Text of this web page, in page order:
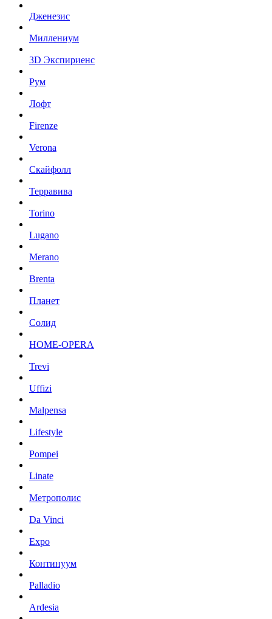
Дженезис
Миллениум
3D Экспириенс
Рум
Лофт
Firenze
Verona
Скайфолл
Терравива
Torino
Lugano
Merano
Brenta
Планет
Солид
HOME-OPERA
Trevi
Uffizi
Malpensa
Lifestyle
Pompei
Linate
Метрополис
Da Vinci
Expo
Континуум
Palladio
Ardesia